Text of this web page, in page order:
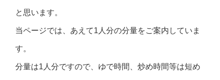
と思います。
当ページでは、あえて1人分の分量をご案内していま
す。
分量は1人分ですので、ゆで時間、炒め時間等は短め